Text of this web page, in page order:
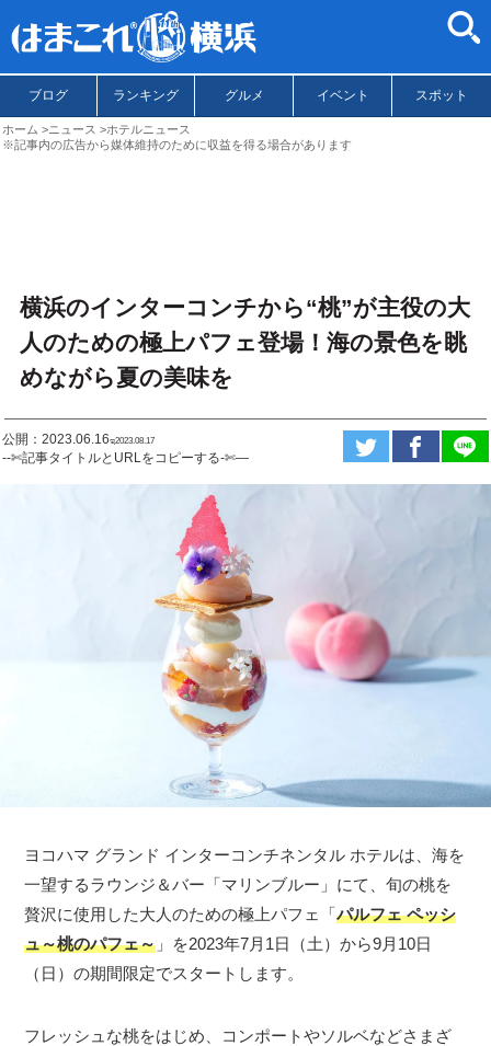
ブログ ランキング グルメ イベント スポット
ホーム ニュース
ホテルニュース
※記事内の広告から媒体維持のために収益を得る場合があります
横浜のインターコンチから“桃”が主役の大
人のための極上パフェ登場！海の景色を眺
めながら夏の美味を
公開：2023.06.16ಇ2023.08.17
--✄記事タイトルとURLをコピーする-✄—
ヨコハマ グランド インターコンチネンタル ホテルは、海を
一望するラウンジ＆バー「マリンブルー」にて、旬の桃を
贅沢に使用した大人のための極上パフェ「パルフェ ペッシ
ュ～桃のパフェ～ 」を2023年7月1日（土）から9月10日
（日）の期間限定でスタートします。
フレッシュな桃をはじめ、コンポートやソルベなどさまざ